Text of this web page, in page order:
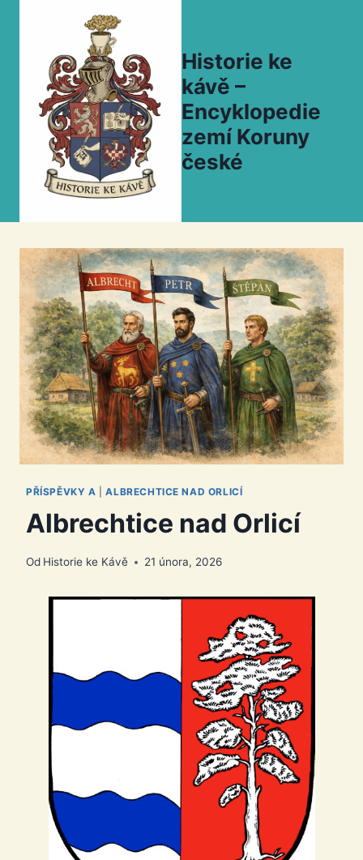
Historie ke
kávě –
Encyklopedie
zemí Koruny
české
PŘÍSPĚVKY A |ALBRECHTICE NAD ORLICÍ
Albrechtice nad Orlicí
Od Historie ke Kávě 21 února, 2026